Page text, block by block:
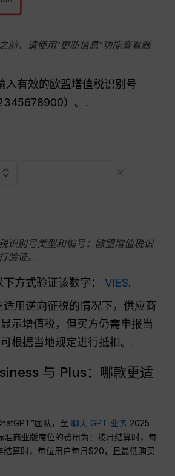
前，请使用“更新信息”功能查看账
入有效的欧盟增值税识别号
）。.
识别号类型和编号；欧盟增值税识
验证。.
下方式验证该数字：VIES.
适用逆向征税的情况下，供应商
示增值税，但买方仍需申报当
根据当地规定进行抵扣。.
与 Plus：哪款更适
团队，至聊天 GPT 业务 2025
商业版席位的费用为：按月结算时，每
结算时，每位用户每月$20，且最低购买